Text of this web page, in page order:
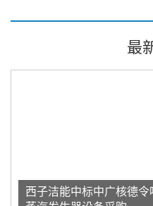
最
西子洁能中标中广核德